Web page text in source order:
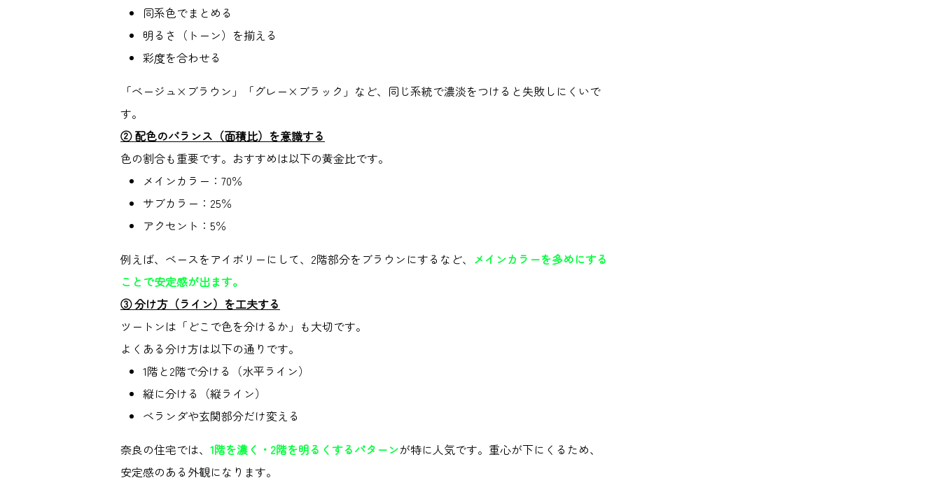
同系色でまとめる
明るさ（トーン）を揃える
彩度を合わせる
「ベージュ× ブラウン」「グレー× ブラック」など、同じ系統で濃淡をつけると失敗しにくいで
す。
②配色のバランス（面積比）を意識する
色の割合も重要です。おすすめは以下の黄金比です。
メインカラー： 70％
サブカラー： 25％
アクセント： 5％
例えば、ベースをアイボリーにして、 2階部分をブラウンにするなど、 メインカラーを多めにする
ことで安定感が出ます。
③分け方（ライン）を工夫する
ツートンは「どこで色を分けるか」も大切です。
よくある分け方は以下の通りです。
1階と2階で分ける（水平ライン）
縦に分ける（縦ライン）
ベランダや玄関部分だけ変える
奈良の住宅では、 1階を濃く・ 2階を明るくするパターンが特に人気です。重心が下にくるため、
安定感のある外観になります。